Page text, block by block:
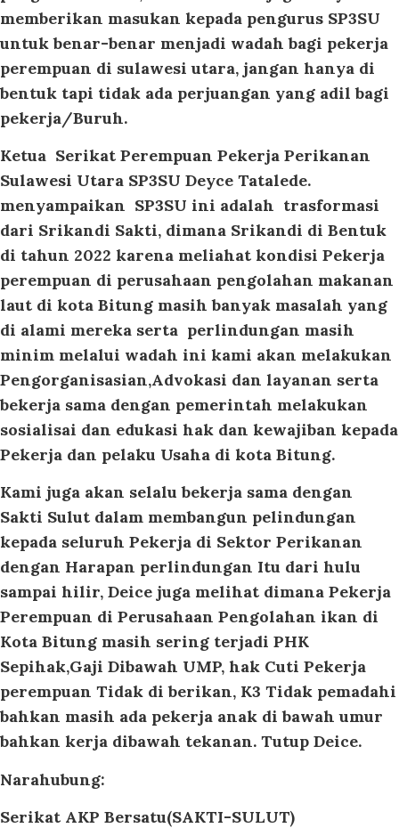
memberikan masukan kepada pengurus SP3SU
untuk benar-benar menjadi wadah bagi pekerja
perempuan di sulawesi utara, jangan hanya di
bentuk tapi tidak ada perjuangan yang adil bagi
pekerja/Buruh.
Ketua Serikat Perempuan Pekerja Perikanan
Sulawesi Utara SP3SU Deyce Tatalede.
menyampaikan SP3SU ini adalah trasformasi
dari Srikandi Sakti, dimana Srikandi di Bentuk
di tahun 2022 karena meliahat kondisi Pekerja
perempuan di perusahaan pengolahan makanan
laut di kota Bitung masih banyak masalah yang
di alami mereka serta perlindungan masih
minim melalui wadah ini kami akan melakukan
Pengorganisasian,Advokasi dan layanan serta
bekerja sama dengan pemerintah melakukan
sosialisai dan edukasi hak dan kewajiban kepada
Pekerja dan pelaku Usaha di kota Bitung.
Kami juga akan selalu bekerja sama dengan
Sakti Sulut dalam membangun pelindungan
kepada seluruh Pekerja di Sektor Perikanan
dengan Harapan perlindungan Itu dari hulu
sampai hilir, Deice juga melihat dimana Pekerja
Perempuan di Perusahaan Pengolahan ikan di
Kota Bitung masih sering terjadi PHK
Sepihak,Gaji Dibawah UMP, hak Cuti Pekerja
perempuan Tidak di berikan, K3 Tidak pemadahi
bahkan masih ada pekerja anak di bawah umur
bahkan kerja dibawah tekanan. Tutup Deice.
Narahubung:
Serikat AKP Bersatu(SAKTI-SULUT)